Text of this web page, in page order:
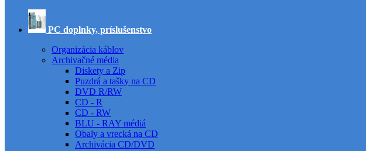
PC doplnky, príslušenstvo
Organizácia káblov
Archivačné média
Diskety a Zip
Puzdrá a tašky na CD
DVD R/RW
CD - R
CD - RW
BLU - RAY médiá
Obaly a vrecká na CD
Archivácia CD/DVD